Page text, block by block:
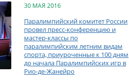
30 МАЯ 2016
Паралимпийский комитет России
провел пресс-конференцию и
мастер-классы по
паралимпийским летним видам
спорта, приуроченные к 100 дням
до начала Паралимпийских игр в
Рио-де-Жанейро